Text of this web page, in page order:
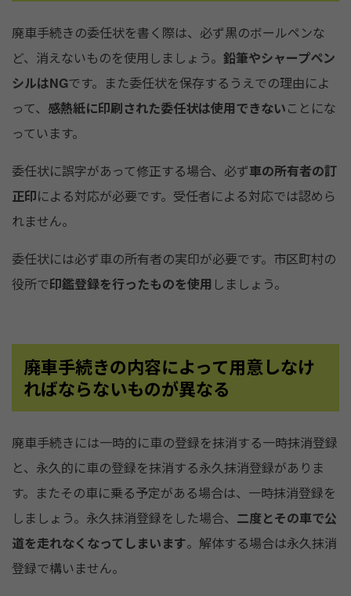
廃車手続きの委任状を書く際は、必ず黒のボールペンな
ど、消えないものを使用しましょう。 鉛筆やシャープペン
シルはNGです。また委任状を保存するうえでの理由によ
って、 感熱紙に印刷された委任状は使用できないことにな
っています。
委任状に誤字があって修正する場合、必ず車の所有者の訂
正印による対応が必要です。受任者による対応では認めら
れません。
委任状には必ず車の所有者の実印が必要です。市区町村の
役所で印鑑登録を行ったものを使用 しましょう。
廃車手続きの内容によって用意しなけ
ればならないものが異なる
廃車手続きには一時的に車の登録を抹消する一時抹消登録
と、永久的に車の登録を抹消する永久抹消登録がありま
す。またその車に乗る予定がある場合は、一時抹消登録を
しましょう。永久抹消登録をした場合、 二度とその車で公
道を走れなくなってしまいます。解体する場合は永久抹消
登録で構いません。